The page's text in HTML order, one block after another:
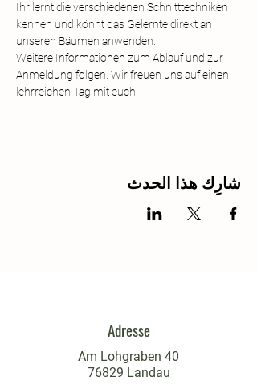
Ihr lernt die verschiedenen Schnitttechniken
kennen und könnt das Gelernte direkt an
unseren Bäumen anwenden.
Weitere Informationen zum Ablauf und zur
Anmeldung folgen. Wir freuen uns auf einen
lehrreichen Tag mit euch!
شارِك هذا الحدث
Adresse
Am Lohgraben 40
76829 Landau